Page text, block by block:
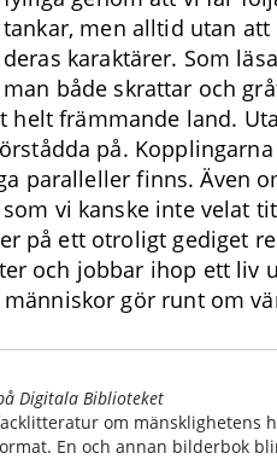
tankar, men alltid utan
deras karaktärer. Som
man både skrattar och
helt främmande land.
på.
paralleller finns. Även
vi kanske inte velat
på ett otroligt gediget
och jobbar ihop ett liv
gör runt om
Digitala Biblioteket
om mänsklighetens
En och annan bilderbok